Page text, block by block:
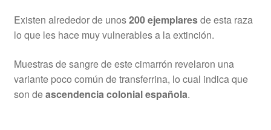
Existen alrededor de unos200 ejemplaresde esta raza
lo que les hace muy vulnerables a la extinción.
Muestras de sangre de este cimarrón revelaron una
variante poco común de transferrina, lo cual indica que
son deascendencia colonial española.